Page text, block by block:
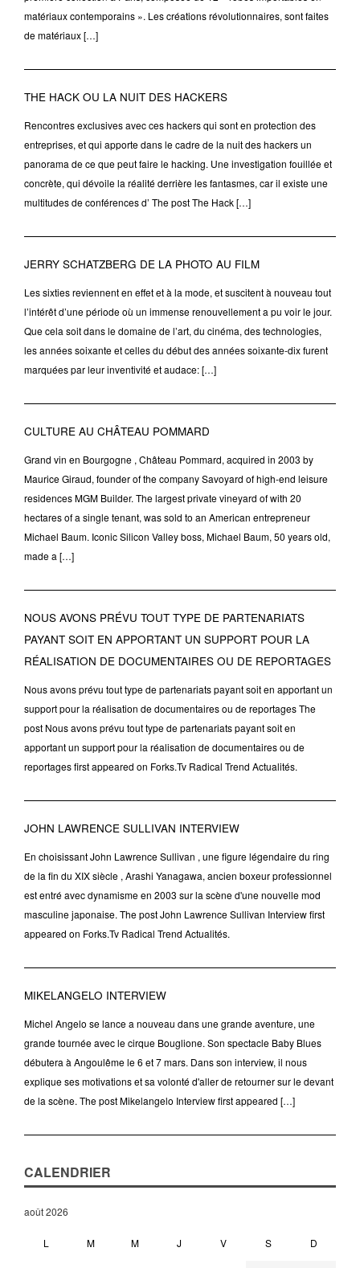
matériaux contemporains ». Les créations révolutionnaires, sont faites
de matériaux […]
THE HACK OU LA NUIT DES HACKERS
Rencontres exclusives avec ces hackers qui sont en protection des
entreprises, et qui apporte dans le cadre de la nuit des hackers un
panorama de ce que peut faire le hacking. Une investigation fouillée et
concrète, qui dévoile la réalité derrière les fantasmes, car il existe une
multitudes de conférences d’ The post The Hack […]
JERRY SCHATZBERG DE LA PHOTO AU FILM
Les sixties reviennent en effet et à la mode, et suscitent à nouveau tout
l’intérêt d’une période où un immense renouvellement a pu voir le jour.
Que cela soit dans le domaine de l’art, du cinéma, des technologies,
les années soixante et celles du début des années soixante-dix furent
marquées par leur inventivité et audace: […]
CULTURE AU CHÂTEAU POMMARD
Grand vin en Bourgogne , Château Pommard, acquired in 2003 by
Maurice Giraud, founder of the company Savoyard of high-end leisure
residences MGM Builder. The largest private vineyard of with 20
hectares of a single tenant, was sold to an American entrepreneur
Michael Baum. Iconic Silicon Valley boss, Michael Baum, 50 years old,
made a […]
NOUS AVONS PRÉVU TOUT TYPE DE PARTENARIATS
PAYANT SOIT EN APPORTANT UN SUPPORT POUR LA
RÉALISATION DE DOCUMENTAIRES OU DE REPORTAGES
Nous avons prévu tout type de partenariats payant soit en apportant un
support pour la réalisation de documentaires ou de reportages The
post Nous avons prévu tout type de partenariats payant soit en
apportant un support pour la réalisation de documentaires ou de
reportages first appeared on Forks.Tv Radical Trend Actualités.
JOHN LAWRENCE SULLIVAN INTERVIEW
En choisissant John Lawrence Sullivan , une figure légendaire du ring
de la fin du XIX siècle , Arashi Yanagawa, ancien boxeur professionnel
est entré avec dynamisme en 2003 sur la scène d'une nouvelle mod
masculine japonaise. The post John Lawrence Sullivan Interview first
appeared on Forks.Tv Radical Trend Actualités.
MIKELANGELO INTERVIEW
Michel Angelo se lance a nouveau dans une grande aventure, une
grande tournée avec le cirque Bouglione. Son spectacle Baby Blues
débutera à Angoulême le 6 et 7 mars. Dans son interview, il nous
explique ses motivations et sa volonté d'aller de retourner sur le devant
de la scène. The post Mikelangelo Interview first appeared […]
CALENDRIER
août 2026
L M M J V S D